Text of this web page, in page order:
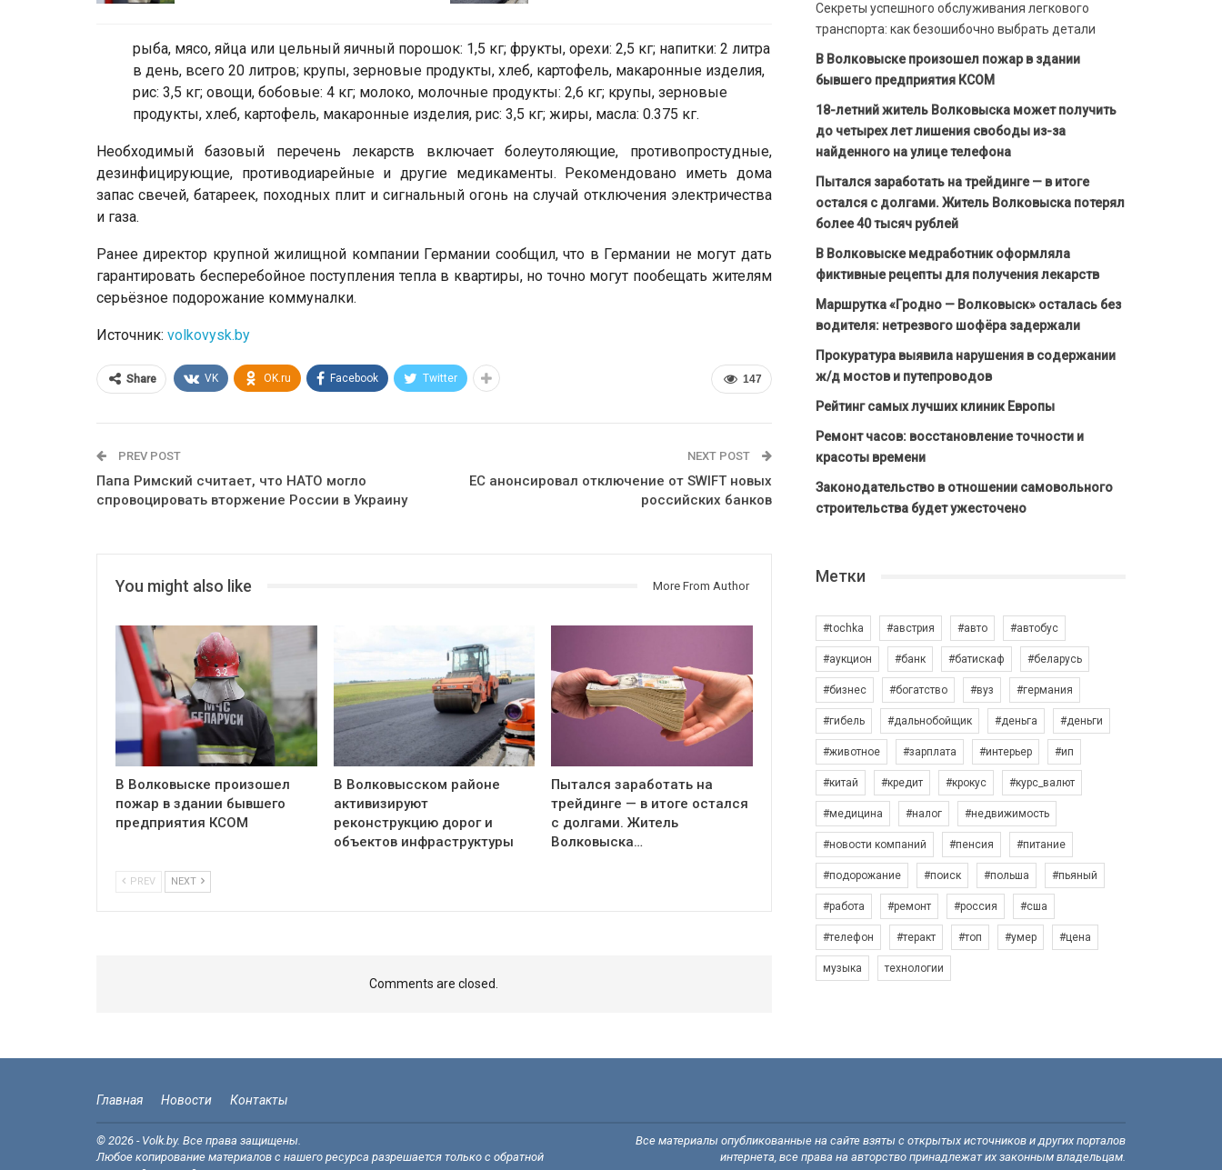
рыба, мясо, яйца или цельный яичный порошок: 1,5 кг; фрукты, орехи: 2,5 кг; напитки: 2 литра
в день, всего 20 литров; крупы, зерновые продукты, хлеб, картофель, макаронные изделия,
рис: 3,5 кг; овощи, бобовые: 4 кг; молоко, молочные продукты: 2,6 кг; крупы, зерновые
продукты, хлеб, картофель, макаронные изделия, рис: 3,5 кг; жиры, масла: 0.375 кг.
Необходимый базовый перечень лекарств включает болеутоляющие, противопростудные,
дезинфицирующие, противодиарейные и другие медикаменты. Рекомендовано иметь дома
запас свечей, батареек, походных плит и сигнальный огонь на случай отключения электричества
и газа.
Ранее директор крупной жилищной компании Германии сообщил, что в Германии не могут дать
гарантировать бесперебойное поступления тепла в квартиры, но точно могут пообещать жителям
серьёзное подорожание коммуналки.
Источник: volkovysk.by
147
Share VK OK.ru Facebook Twitter
PREV POST
Папа Римский считает, что НАТО могло
спровоцировать вторжение России в Украину
NEXT POST
ЕС анонсировал отключение от SWIFT новых
российских банков
You might also like More From Author
В Волковыске произошел
пожар в здании бывшего
предприятия КСОМ
В Волковысском районе
активизируют
реконструкцию дорог и
объектов инфраструктуры
Пытался заработать на
трейдинге — в итоге остался
с долгами. Житель
Волковыска…
PREV NEXT
Comments are closed.
Секреты успешного обслуживания легкового
транспорта: как безошибочно выбрать детали
В Волковыске произошел пожар в здании
бывшего предприятия КСОМ
18-летний житель Волковыска может получить
до четырех лет лишения свободы из-за
найденного на улице телефона
Пытался заработать на трейдинге — в итоге
остался с долгами. Житель Волковыска потерял
более 40 тысяч рублей
В Волковыске медработник оформляла
фиктивные рецепты для получения лекарств
Маршрутка «Гродно — Волковыск» осталась без
водителя: нетрезвого шофёра задержали
Прокуратура выявила нарушения в содержании
ж/д мостов и путепроводов
Рейтинг самых лучших клиник Европы
Ремонт часов: восстановление точности и
красоты времени
Законодательство в отношении самовольного
строительства будет ужесточено
Метки
#tochka #австрия #авто #автобус
#аукцион #банк #батискаф #беларусь
#бизнес #богатство #вуз #германия
#гибель #дальнобойщик #деньга #деньги
#животное #зарплата #интерьер #ип
#китай #кредит #крокус #курс_валют
#медицина #налог #недвижимость
#новости компаний #пенсия #питание
#подорожание #поиск #польша #пьяный
#работа #ремонт #россия #сша
#телефон #теракт #топ #умер #цена
музыка технологии
Главная Новости Контакты
© 2026 - Volk.by. Все права защищены.
Любое копирование материалов с нашего ресурса разрешается только с обратной
Все материалы опубликованные на сайте взяты с открытых источников и других порталов
интернета, все права на авторство принадлежат их законным владельцам.